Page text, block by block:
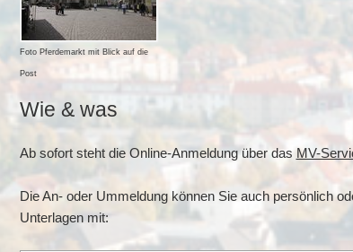
Foto Pferdemarkt mit Blick auf die
Post
Wie & was
Ab sofort steht die Online-Anmeldung über das MV-
Die An- oder Ummeldung können Sie auch persönlich
Unterlagen mit: